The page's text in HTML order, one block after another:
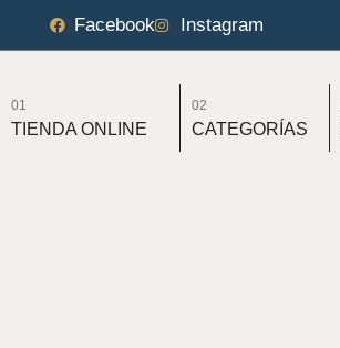
Facebook Instagram
01
TIENDA ONLINE
02
CATEGORÍAS